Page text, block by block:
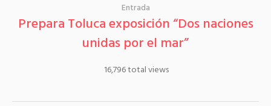
Entrada
Prepara Toluca exposición “Dos naciones
unidas por el mar”
16,796 total views